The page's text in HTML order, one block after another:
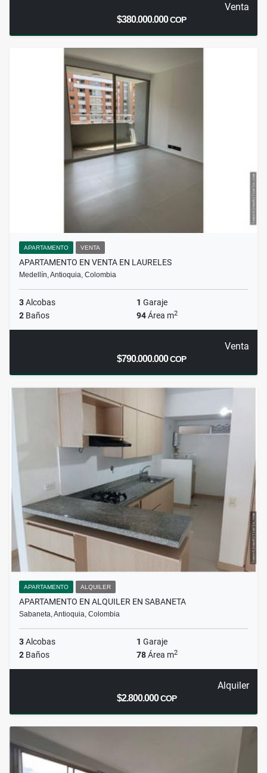
Venta
$380.000.000COP
APARTAMENTO VENTA
APARTAMENTO EN VENTA EN LAURELES
Medellín, Antioquia, Colombia
3Alcobas 1 Garaje
2 Baños 94Área m2
Venta
$790.000.000COP
APARTAMENTO ALQUILER
APARTAMENTO EN ALQUILER EN SABANETA
Sabaneta, Antioquia, Colombia
3Alcobas 1 Garaje
2 Baños 78Área m2
Alquiler
$2.800.000COP